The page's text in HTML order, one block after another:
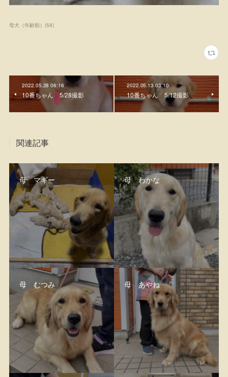
母犬（年齢順） (58)
2022.05.28 06:16
10番ちゃん 5/28撮影
2022.05.13 03:10
10番ちゃん 5/12撮影
関連記事
母 マギー 母 わかな
母 むつみ 母 あやね